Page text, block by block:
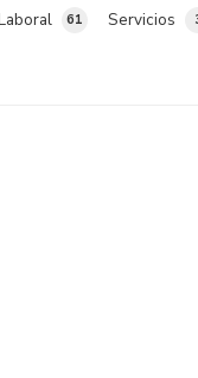
61 Servicios